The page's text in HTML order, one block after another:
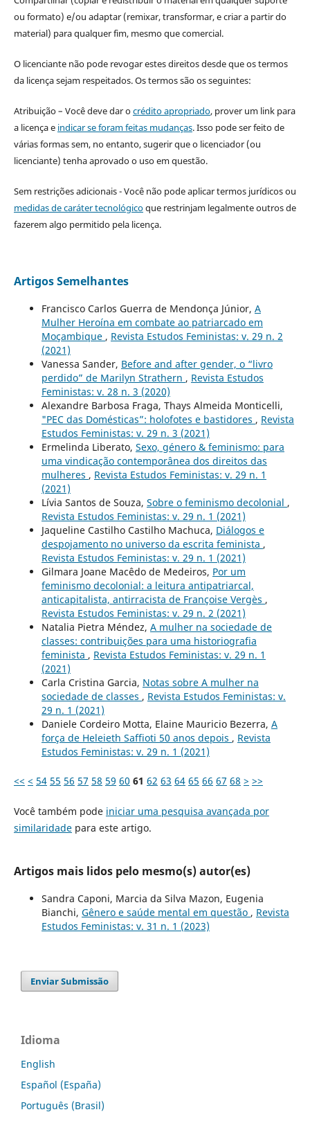
ou formato) e/ou adaptar (remixar, transformar, e criar a partir do
material) para qualquer fim, mesmo que comercial.
O licenciante não pode revogar estes direitos desde que os termos
da licença sejam respeitados. Os termos são os seguintes:
Atribuição – Você deve dar ocrédito apropriado, prover um link para
a licença e indicar se foram feitas mudanças. Isso pode ser feito de
várias formas sem, no entanto, sugerir que o licenciador (ou
licenciante) tenha aprovado o uso em questão.
Sem restrições adicionais - Você não pode aplicar termos jurídicos ou
medidas de caráter tecnológicoque restrinjam legalmente outros de
fazerem algo permitido pela licença.
Artigos Semelhantes
Francisco Carlos Guerra de Mendonça Júnior, A
Mulher Heroína em combate ao patriarcado em
Moçambique , Revista Estudos Feministas: v. 29 n. 2
(2021)
Vanessa Sander, Before and after gender, o “livro
perdido” de Marilyn Strathern , Revista Estudos
Feministas: v. 28 n. 3 (2020)
Alexandre Barbosa Fraga, Thays Almeida Monticelli,
"PEC das Domésticas”: holofotes e bastidores , Revista
Estudos Feministas: v. 29 n. 3 (2021)
Ermelinda Liberato, Sexo, género & feminismo: para
uma vindicação contemporânea dos direitos das
mulheres , Revista Estudos Feministas: v. 29 n. 1
(2021)
Lívia Santos de Souza, Sobre o feminismo decolonial ,
Revista Estudos Feministas: v. 29 n. 1 (2021)
Jaqueline Castilho Castilho Machuca, Diálogos e
despojamento no universo da escrita feminista ,
Revista Estudos Feministas: v. 29 n. 1 (2021)
Gilmara Joane Macêdo de Medeiros, Por um
feminismo decolonial: a leitura antipatriarcal,
anticapitalista, antirracista de Françoise Vergès ,
Revista Estudos Feministas: v. 29 n. 2 (2021)
Natalia Pietra Méndez, A mulher na sociedade de
classes: contribuições para uma historiografia
feminista , Revista Estudos Feministas: v. 29 n. 1
(2021)
Carla Cristina Garcia, Notas sobre A mulher na
sociedade de classes , Revista Estudos Feministas: v.
29 n. 1 (2021)
Daniele Cordeiro Motta, Elaine Mauricio Bezerra, A
força de Heleieth Saffioti 50 anos depois , Revista
Estudos Feministas: v. 29 n. 1 (2021)
<< < 54 55 56 57 58 59 60 61 62 63 64 65 66 67 68 > >>
Você também pode iniciar uma pesquisa avançada por
similaridadepara este artigo.
Artigos mais lidos pelo mesmo(s) autor(es)
Sandra Caponi, Marcia da Silva Mazon, Eugenia
Bianchi, Gênero e saúde mental em questão , Revista
Estudos Feministas: v. 31 n. 1 (2023)
Enviar Submissão
Idioma
English
Español (España)
Português (Brasil)